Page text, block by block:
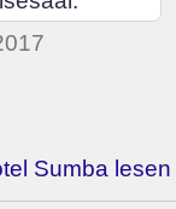
Sumba lesen